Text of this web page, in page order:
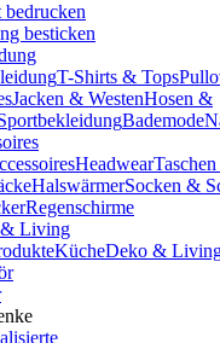
bedrucken
besticken
T-Shirts & Tops
Jacken & WestenHosen &
Bademode
Headwear
HalswärmerSocken &
Regenschirme
Living
KücheDeko &